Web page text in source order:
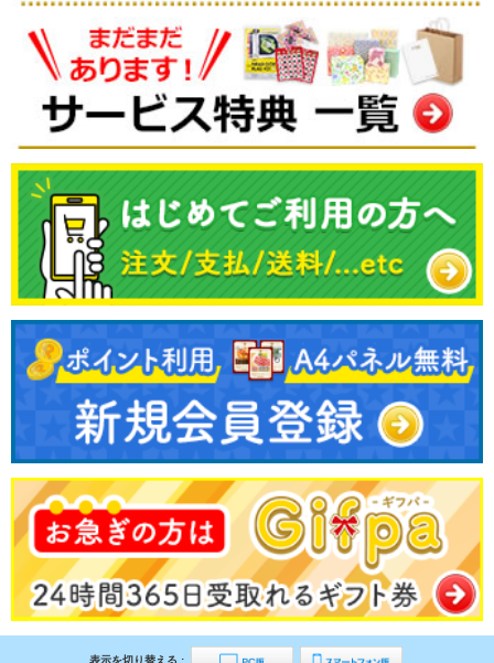
表示を切り替える :